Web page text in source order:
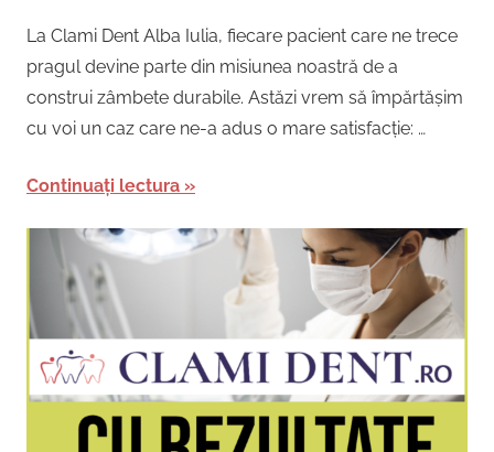
La Clami Dent Alba Iulia, fiecare pacient care ne trece
pragul devine parte din misiunea noastră de a
construi zâmbete durabile. Astăzi vrem să împărtășim
cu voi un caz care ne-a adus o mare satisfacție: …
Continuați lectura